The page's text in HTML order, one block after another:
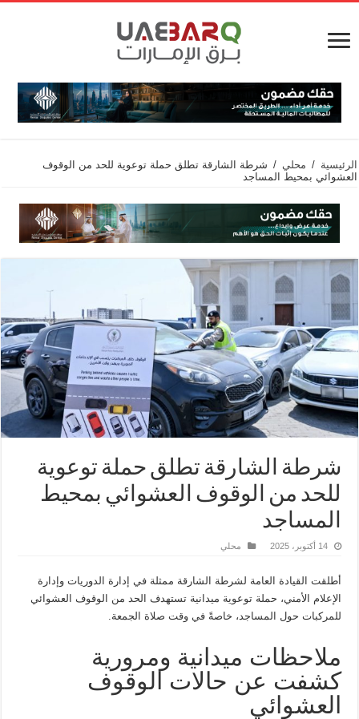
الرئيسية / محلي / شرطة الشارقة تطلق حملة توعوية للحد من الوقوف
العشوائي بمحيط المساجد
شرطة الشارقة تطلق حملة توعوية
للحد من الوقوف العشوائي بمحيط
المساجد
14 أكتوبر، 2025 محلي
أطلقت القيادة العامة لشرطة الشارقة ممثلة في إدارة الدوريات وإدارة
الإعلام الأمني، حملة توعوية ميدانية تستهدف الحد من الوقوف العشوائي
للمركبات حول المساجد، خاصةً في وقت صلاة الجمعة.
ملاحظات ميدانية ومرورية
كشفت عن حالات الوقوف
العشوائي